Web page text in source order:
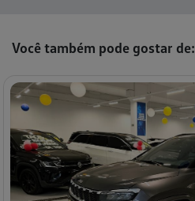
Você também pode gostar de: